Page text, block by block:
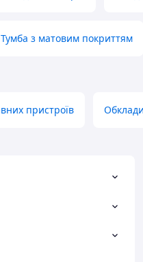
Тумба з матовим покриттям
пристроїв